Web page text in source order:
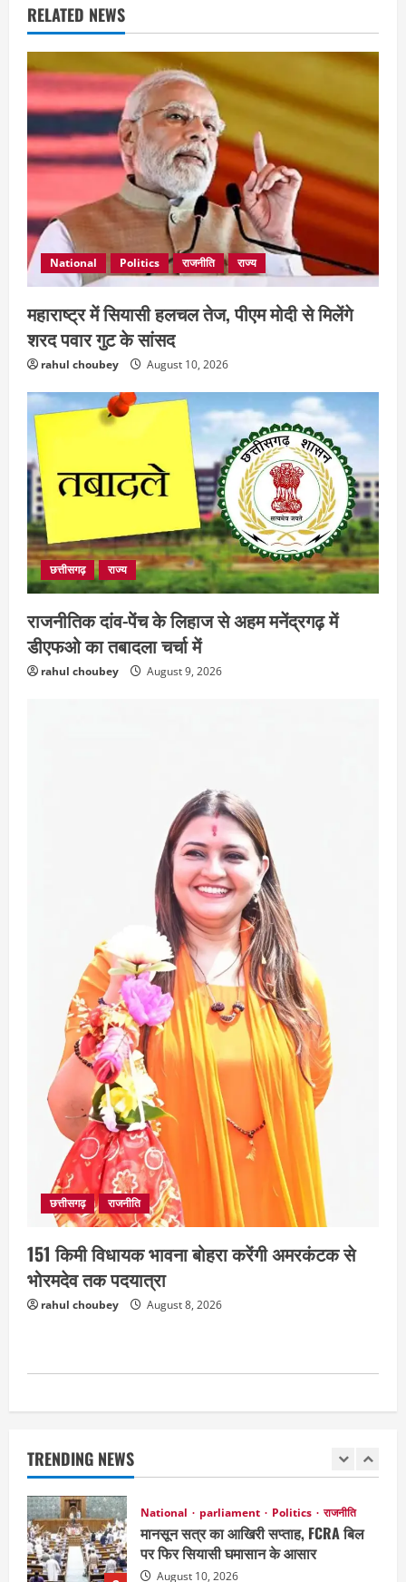
RELATED NEWS
National Politics राजनीति राज्य
महाराष्ट्र में सियासी हलचल तेज, पीएम मोदी से मिलेंगे
शरद पवार गुट के सांसद
rahul choubey August 10, 2026
छत्तीसगढ़ राज्य
राजनीतिक दांव-पेंच के लिहाज से अहम मनेंद्रगढ़ में
डीएफओ का तबादला चर्चा में
rahul choubey August 9, 2026
छत्तीसगढ़ राजनीति
151 किमी विधायक भावना बोहरा करेंगी अमरकंटक से
भोरमदेव तक पदयात्रा
rahul choubey August 8, 2026
TRENDING NEWS
2
National parliament Politics
मानसून सत्र का आखिरी सप्ताह, FCRA बिल
पर फिर सियासी घमासान के आसार
August 10, 2026
3
Court Jharkhand National
JPSC विवाद के बीच राजभवन का बड़ा फैसला,
जाने क्या ?
August 9, 2026
4
छत्तीसगढ़ राज्य
राजनीतिक दांव-पेंच के लिहाज से अहम
मनेंद्रगढ़ में डीएफओ का तबादला चर्चा में
August 9, 2026
छत्तीसगढ़
151 किमी विधायक भावना बोहरा करेंगी
अमरकंटक से भोरमदेव तक पदयात्रा
1
महाराष्ट्र में सियासी हलचल तेज, पीएम मोदी से
National parliament Politics राजनीति
मानसून सत्र का आखिरी सप्ताह, FCRA बिल
पर फिर सियासी घमासान के आसार
August 10, 2026